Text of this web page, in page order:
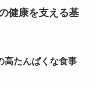
健康を支える基
高たんぱくな食事